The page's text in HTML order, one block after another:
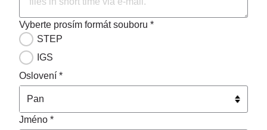
Vyberte prosím formát souboru *
STEP
IGS
Oslovení *
Jméno *